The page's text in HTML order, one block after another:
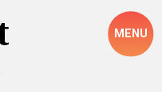
MENU